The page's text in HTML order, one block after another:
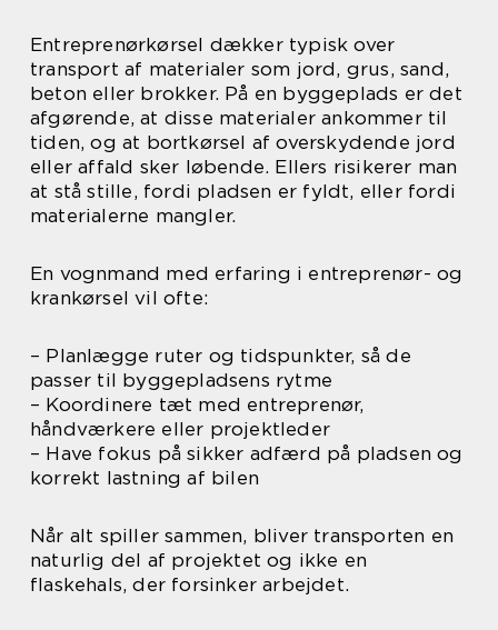
Entreprenørkørsel dækker typisk over
transport af materialer som jord, grus, sand,
beton eller brokker. På en byggeplads er det
afgørende, at disse materialer ankommer til
tiden, og at bortkørsel af overskydende jord
eller affald sker løbende. Ellers risikerer man
at stå stille, fordi pladsen er fyldt, eller fordi
materialerne mangler.
En vognmand med erfaring i entreprenør- og
krankørsel vil ofte:
– Planlægge ruter og tidspunkter, så de
passer til byggepladsens rytme
– Koordinere tæt med entreprenør,
håndværkere eller projektleder
– Have fokus på sikker adfærd på pladsen og
korrekt lastning af bilen
Når alt spiller sammen, bliver transporten en
naturlig del af projektet og ikke en
flaskehals, der forsinker arbejdet.